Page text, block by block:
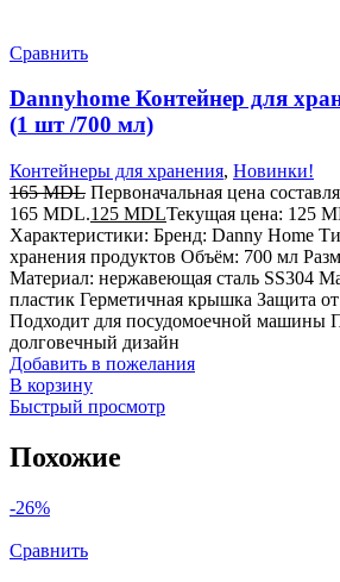
Сравнить
Dannyhome Контейнер для
(1 шт /700 мл)
Контейнеры для хранения, Новинки!
165MDL Первоначальная цена
165 MDL.125 MDLТекущая цена: 125
Характеристики: Бренд: Danny Home
хранения продуктов Объём: 700 мл
Материал: нержавеющая сталь SS304
пластик Герметичная крышка Защита
Подходит для посудомоечной машины
долговечный дизайн
Добавить в пожелания
В корзину
Быстрый просмотр
Похожие
-26%
Сравнить